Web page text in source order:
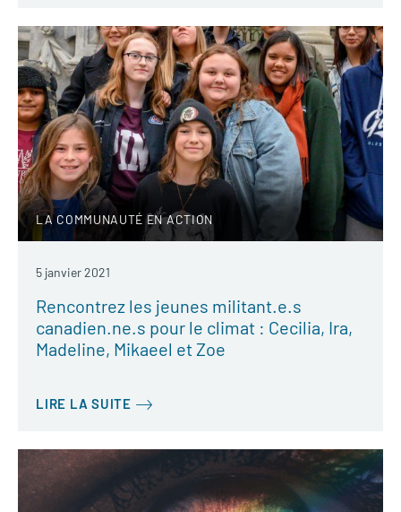
LA COMMUNAUTÉ EN ACTION
5 janvier 2021
Rencontrez les jeunes militant.e.s
canadien.ne.s pour le climat : Cecilia, Ira,
Madeline, Mikaeel et Zoe
LIRE LA SUITE